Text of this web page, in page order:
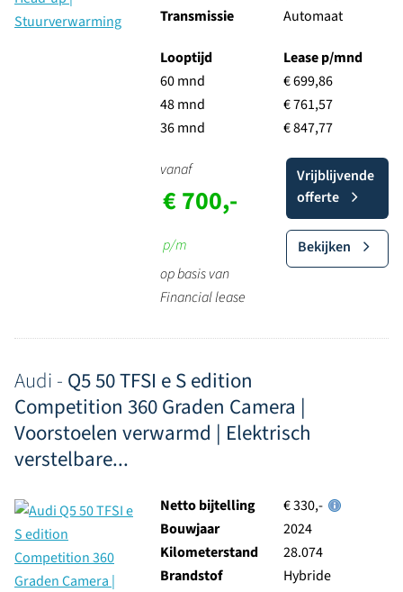
Transmissie
Automaat
Looptijd
60 mnd
48 mnd
36 mnd
Lease p/mnd
€ 699,86
€ 761,57
€ 847,77
vanaf
€ 700,-
p/m
op basis van
Financial lease
Vrijblijvende
offerte
Bekijken
Audi - Q5 50 TFSI e S edition
Competition 360 Graden Camera |
Voorstoelen verwarmd | Elektrisch
verstelbare...
Netto bijtelling
€ 330,-
Bouwjaar
2024
Kilometerstand
28.074
Brandstof
Hybride